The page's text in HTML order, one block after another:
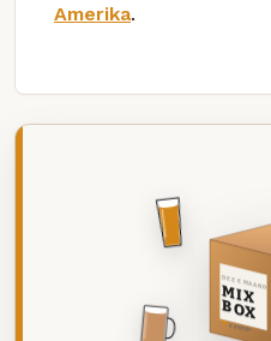
Amerika.
DEZE MAAND
MIX
BOX
8 BIEREN